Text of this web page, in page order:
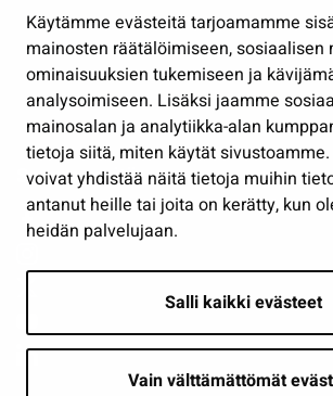
Käytämme evästeitä tarjoamamme
mainosten räätälöimiseen, sosiaalisen
ominaisuuksien tukemiseen ja
analysoimiseen. Lisäksi jaamme
mainosalan ja analytiikka-alan
tietoja siitä, miten käytät
voivat yhdistää näitä tietoja muihin
antanut heille tai joita on kerätty, kun
heidän palvelujaan.
Salli kaikki evästeet
Vain välttämättömät
Työ ja yrittäminen
Osallistu ja asioi
Näytä omat evästeasetukseni
Seuraa meitä